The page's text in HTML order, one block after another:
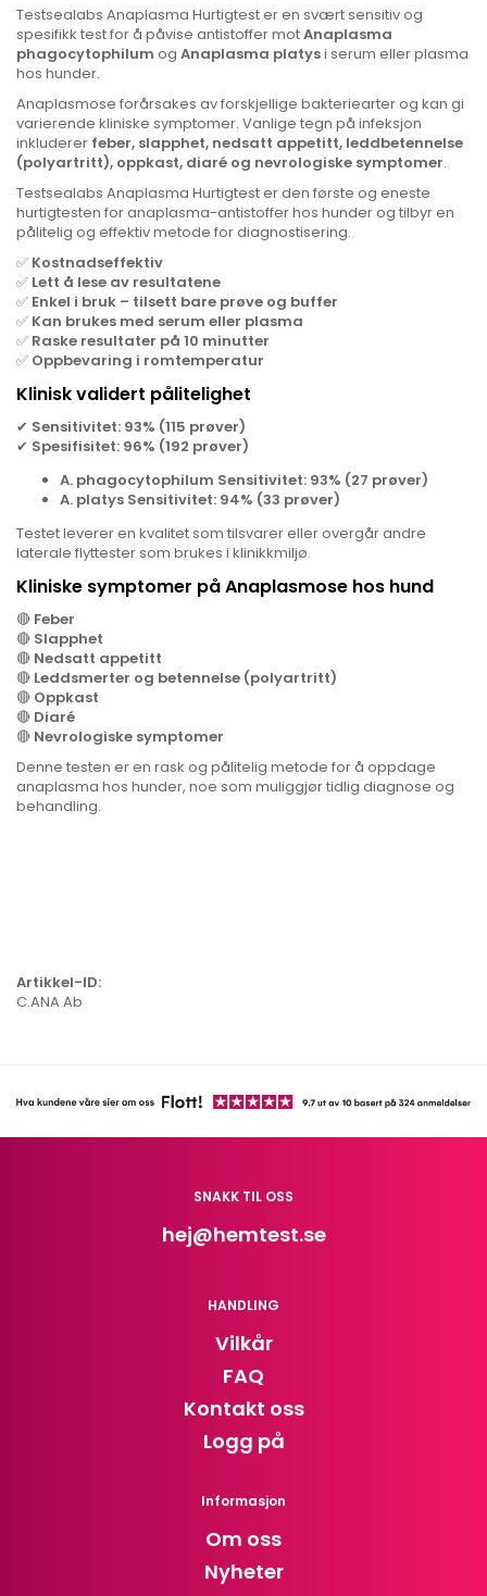
Testsealabs Anaplasma Hurtigtest er en svært sensitiv og
spesifikk test for å påvise antistoffer motAnaplasma
phagocytophilum og Anaplasma platysi serum eller plasma
hos hunder.
Anaplasmose forårsakes av forskjellige bakteriearter og kan gi
varierende kliniske symptomer. Vanlige tegn på infeksjon
inkluderer feber, slapphet, nedsatt appetitt, leddbetennelse
(polyartritt), oppkast, diaré og nevrologiske symptomer.
Testsealabs Anaplasma Hurtigtest er den første og eneste
hurtigtesten for anaplasma-antistoffer hos hunder og tilbyr en
pålitelig og effektiv metode for diagnostisering.
✅ Kostnadseffektiv
✅ Lett å lese av resultatene
✅ Enkel i bruk – tilsett bare prøve og buffer
✅ Kan brukes med serum eller plasma
✅ Raske resultater på 10 minutter
✅ Oppbevaring i romtemperatur
Klinisk validert pålitelighet
✔ Sensitivitet: 93% (115 prøver)
✔ Spesifisitet: 96% (192 prøver)
A. phagocytophilum Sensitivitet: 93% (27 prøver)
A. platys Sensitivitet: 94% (33 prøver)
Testet leverer en kvalitet som tilsvarer eller overgår andre
laterale flyttester som brukes i klinikkmiljø.
Kliniske symptomer på Anaplasmose hos hund
🔴 Feber
🔴 Slapphet
🔴 Nedsatt appetitt
🔴 Leddsmerter og betennelse (polyartritt)
🔴 Oppkast
🔴 Diaré
🔴 Nevrologiske symptomer
Denne testen er en rask og pålitelig metode for å oppdage
anaplasma hos hunder, noe som muliggjør tidlig diagnose og
behandling.
Artikkel-ID:
C.ANA Ab
SNAKK TIL OSS
hej@hemtest.se
HANDLING
Vilkår
FAQ
Kontakt oss
Logg på
Informasjon
Om oss
Nyheter